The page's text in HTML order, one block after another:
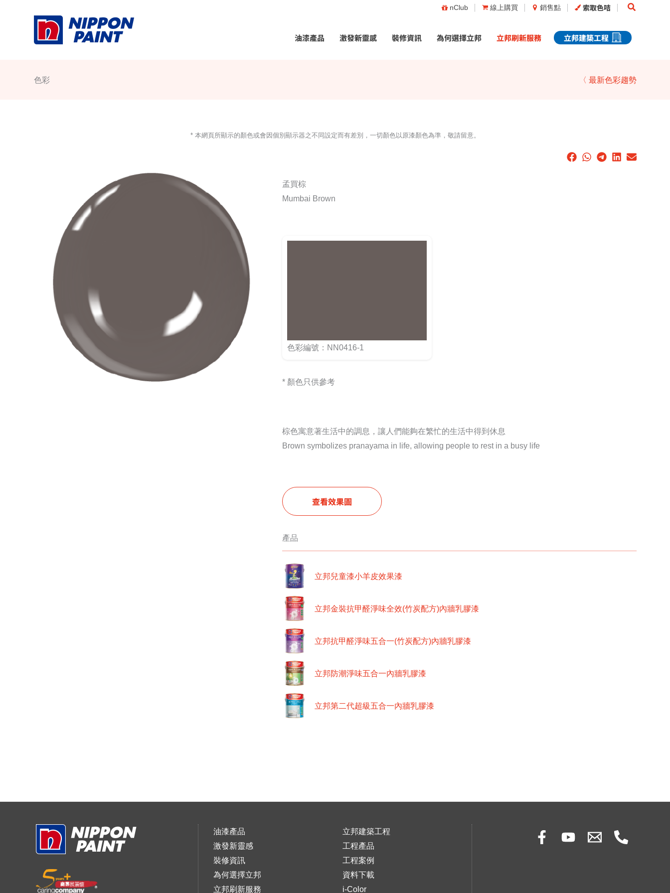
nClub 線上購買 銷售點 索取色咭 Search
油漆產品 激發新靈感 裝修資訊 為何選擇立邦 立邦刷新服務 立邦建築工程
色彩 〈 最新色彩趨勢
* 本網頁所顯示的顏色或會因個別顯示器之不同設定而有差別，一切顏色以原漆顏色為準，敬請留意。
孟買棕
Mumbai Brown
色彩編號：NN0416-1
* 顏色只供參考
棕色寓意著生活中的調息，讓人們能夠在繁忙的生活中得到休息
Brown symbolizes pranayama in life, allowing people to rest in a busy life
查看效果圖
產品
立邦兒童漆小羊皮效果漆
立邦金裝抗甲醛淨味全效(竹炭配方)內牆乳膠漆
立邦抗甲醛淨味五合一(竹炭配方)內牆乳膠漆
立邦防潮淨味五合一內牆乳膠漆
立邦第二代超級五合一內牆乳膠漆
油漆產品
激發新靈感
裝修資訊
為何選擇立邦
立邦刷新服務
立邦建築工程
工程產品
工程案例
資料下載
i-Color